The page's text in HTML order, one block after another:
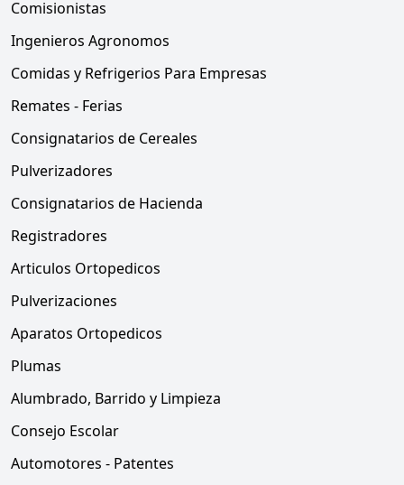
Comisionistas
Ingenieros Agronomos
Comidas y Refrigerios Para Empresas
Remates - Ferias
Consignatarios de Cereales
Pulverizadores
Consignatarios de Hacienda
Registradores
Articulos Ortopedicos
Pulverizaciones
Aparatos Ortopedicos
Plumas
Alumbrado, Barrido y Limpieza
Consejo Escolar
Automotores - Patentes